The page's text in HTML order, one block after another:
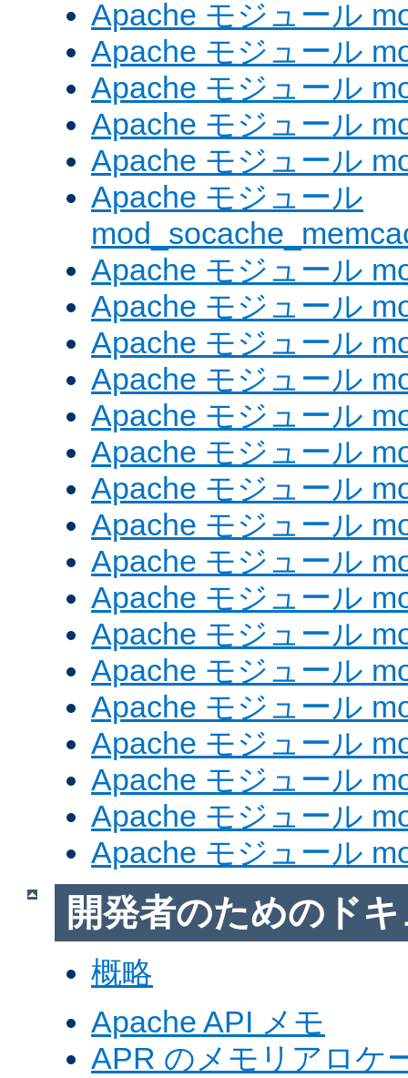
Apache モジュール
Apache モジュール
Apache モジュール
Apache モジュール
Apache モジュール
Apache モジュール
Apache モジュール
Apache モジュール
Apache モジュール
Apache モジュール
Apache モジュール
Apache モジュール
Apache モジュール
Apache モジュール
Apache モジュール
Apache モジュール
Apache モジュール
Apache モジュール
Apache モジュール
Apache モジュール
Apache モジュール
Apache モジュール
Apache モジュール
開発者のためのド
概略
Apache API メモ
APR のメモリアロケ